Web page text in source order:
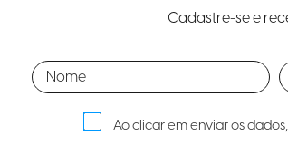
Cadastre-se e
Ao clicar em enviar os